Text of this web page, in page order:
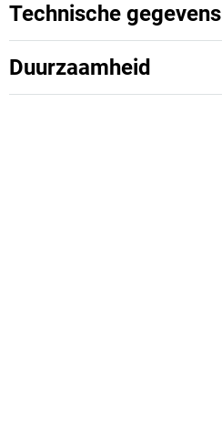
Technische gegevens
Duurzaamheid